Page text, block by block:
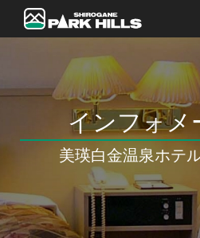
インフォメ
美瑛白金温泉ホテ